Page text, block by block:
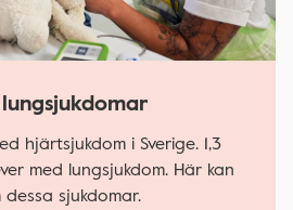
hjärtsjukdom i Sverige. 1,3
med lungsjukdom. Här kan
sjukdomar.